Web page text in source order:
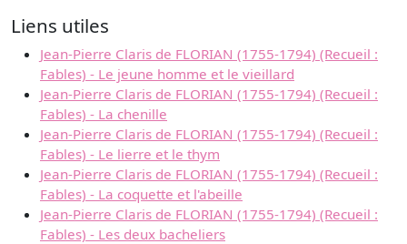
Liens utiles
Jean-Pierre Claris de FLORIAN (1755-1794) (Recueil :
Fables) - Le jeune homme et le vieillard
Jean-Pierre Claris de FLORIAN (1755-1794) (Recueil :
Fables) - La chenille
Jean-Pierre Claris de FLORIAN (1755-1794) (Recueil :
Fables) - Le lierre et le thym
Jean-Pierre Claris de FLORIAN (1755-1794) (Recueil :
Fables) - La coquette et l'abeille
Jean-Pierre Claris de FLORIAN (1755-1794) (Recueil :
Fables) - Les deux bacheliers